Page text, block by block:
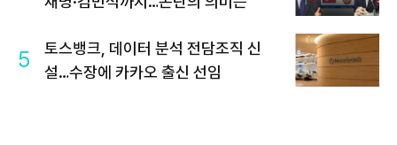
5
토스뱅크, 데이터 분석 전담조직 신
설…수장에 카카오 출신 선임